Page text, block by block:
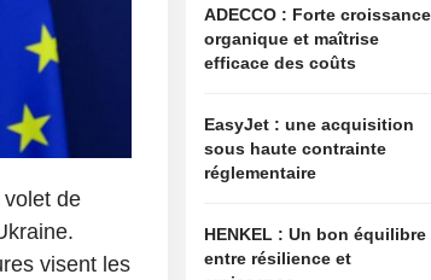
de
visent les
ADECCO : Forte croissance
organique et maîtrise
efficace des coûts
EasyJet : une acquisition
sous haute contrainte
réglementaire
HENKEL : Un bon équilibre
entre résilience et